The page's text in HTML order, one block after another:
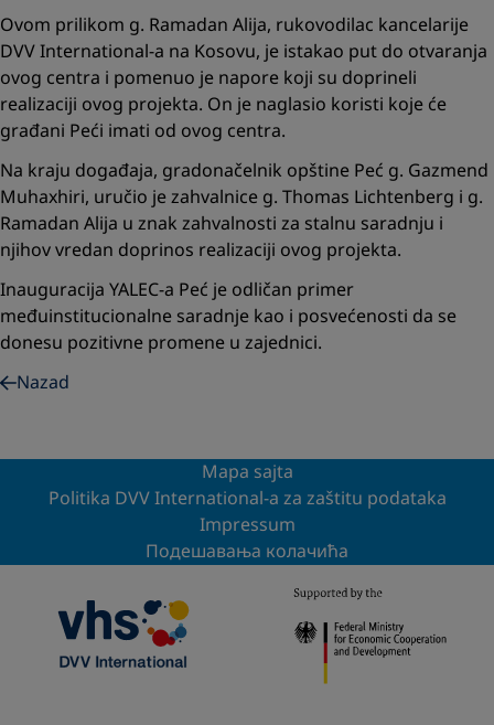
Ovom prilikom g. Ramadan Alija, rukovodilac kancelarije
DVV International-a na Kosovu, je istakao put do otvaranja
ovog centra i pomenuo je napore koji su doprineli
realizaciji ovog projekta. On je naglasio koristi koje će
građani Peći imati od ovog centra.
Na kraju događaja, gradonačelnik opštine Peć g. Gazmend
Muhaxhiri, uručio je zahvalnice g. Thomas Lichtenberg i g.
Ramadan Alija u znak zahvalnosti za stalnu saradnju i
njihov vredan doprinos realizaciji ovog projekta.
Inauguracija YALEC-a Peć je odličan primer
međuinstitucionalne saradnje kao i posvećenosti da se
donesu pozitivne promene u zajednici.
Nazad
Mapa sajta
Politika DVV International-a za zaštitu podataka
Impressum
Подешавања колачића